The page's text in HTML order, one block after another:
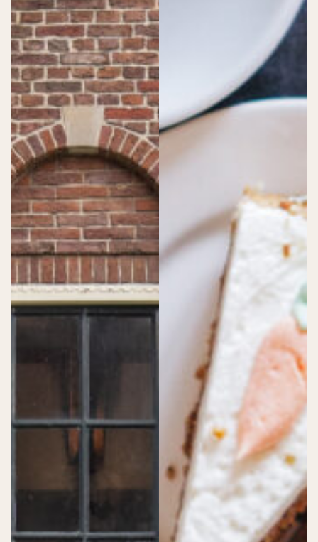
Werken bij Dudok
Dudok Vacatures
>
Dudok Vacatures
Zit er iets bij voor jou?
Locatiemanager – regio Den Haag
Leerling Kok – Dudok Rotterdam
Verkoopmedewerker Patisserie – Utrecht CS
Meewerkstage Sales
Meewerkstage Marketing
Schoonmaak medewerker – Dudok in het Park
Dudok Academy
>
Dudok Academy
Lees hier alles over de academy
Academy
Dudok Verhalen
>
Dudok Verhalen
Medewerkers aan het woord
Farzaana, Operationeel Manager
Contact opnemen
Nieuwsbrief